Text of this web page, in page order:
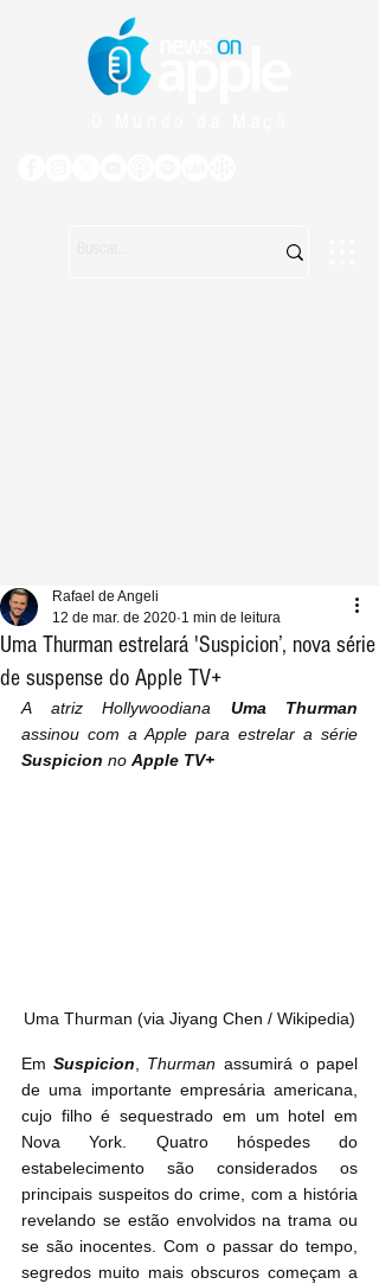
Uma Thurman estrelará 'Suspicion’, nova série
de suspense do Apple TV+
Rafael de Angeli
12 de mar. de 2020 1 min de leitura
A atriz Hollywoodiana Uma Thurman
Suspicion no Apple TV+
Uma Thurman (via Jiyang Chen / Wikipedia)
Em Suspicion, Thurman assumirá o papel
de uma importante empresária americana,
cujo filho é sequestrado em um hotel em
Nova York. Quatro hóspedes do
estabelecimento são considerados os
principais suspeitos do crime, com a história
revelando se estão envolvidos na trama ou
se são inocentes. Com o passar do tempo,
segredos muito mais obscuros começam a